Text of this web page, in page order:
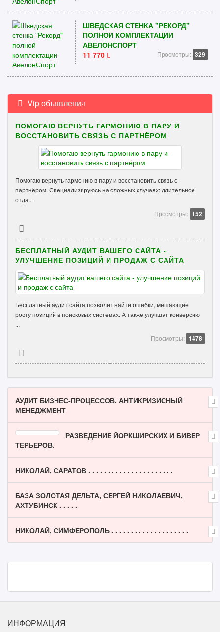
ШВЕДСКАЯ СТЕНКА "РЕКОРД"
ПОЛНОЙ КОМПЛЕКТАЦИИ
АВЕЛОНСПОРТ
11 770
Просмотры: 329
Vip объявления
ПОМОГАЮ ВЕРНУТЬ ГАРМОНИЮ В ПАРУ И
ВОССТАНОВИТЬ СВЯЗЬ С ПАРТНЁРОМ
Помогаю вернуть гармонию в пару и восстановить связь с
партнёром. Специализируюсь на сложных случаях: длительное
отда...
Просмотры: 152
БЕСПЛАТНЫЙ АУДИТ ВАШЕГО САЙТА -
УЛУЧШЕНИЕ ПОЗИЦИЙ И ПРОДАЖ С САЙТА
Бесплатный аудит сайта позволит найти ошибки, мешающие
росту позиций в поисковых системах. А также улучшат конверсию
...
Просмотры: 1478
АУДИТ БИЗНЕС-ПРОЦЕССОВ. АНТИКРИЗИСНЫЙ
МЕНЕДЖМЕНТ
РАЗВЕДЕНИЕ ЙОРКШИРСКИХ И БИВЕР
ТЕРЬЕРОВ.
НИКОЛАЙ, САРАТОВ . . . . . . . . . . . . . . . . . . . . . .
БАЗА ЗОЛОТАЯ ДЕЛЬТА, СЕРГЕЙ НИКОЛАЕВИЧ,
АХТУБИНСК . . . . .
НИКОЛАЙ, СИМФЕРОПОЛЬ . . . . . . . . . . . . . . . . . . . .
ИНФОРМАЦИЯ